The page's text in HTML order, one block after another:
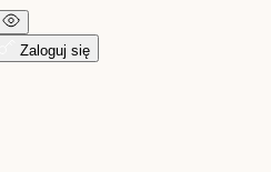
Zaloguj się